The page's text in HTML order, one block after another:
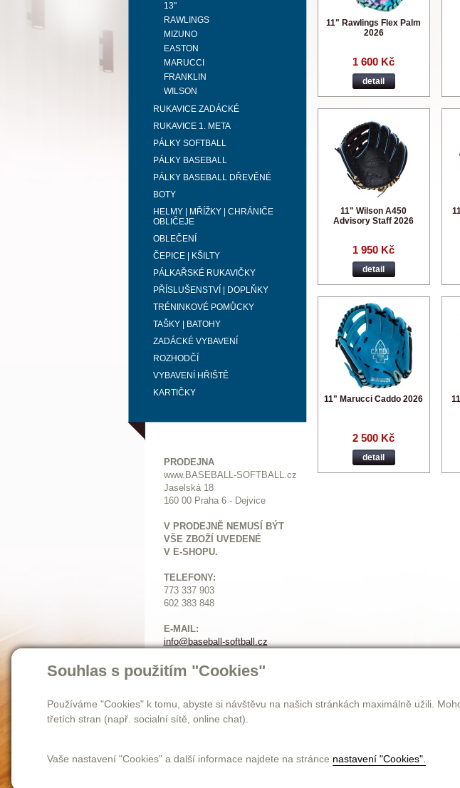
Souhlas s použitím "Cookies"
Používáme "Cookies" k tomu, abyste si návštěvu na našich stránkách maximálně užili.
třetích stran (např. socialní sítě, online chat).
Vaše nastavení "Cookies" a další informace najdete na stránce nastavení "Cookies".
13"
RAWLINGS
MIZUNO
EASTON
MARUCCI
FRANKLIN
WILSON
RUKAVICE ZADÁCKÉ
RUKAVICE 1. META
PÁLKY SOFTBALL
PÁLKY BASEBALL
PÁLKY BASEBALL DŘEVĚNÉ
BOTY
HELMY | MŘÍŽKY | CHRÁNIČE
OBLIČEJE
OBLEČENÍ
ČEPICE | KŠILTY
PÁLKAŘSKÉ RUKAVIČKY
PŘÍSLUŠENSTVÍ | DOPLŇKY
TRÉNINKOVÉ POMŮCKY
TAŠKY | BATOHY
ZADÁCKÉ VYBAVENÍ
ROZHODČÍ
VYBAVENÍ HŘIŠTĚ
KARTIČKY
PRODEJNA
www.BASEBALL-SOFTBALL.cz
Jaselská 18
160 00 Praha 6 - Dejvice
V PRODEJNĚ NEMUSÍ BÝT
VŠE ZBOŽÍ UVEDENÉ
V E-SHOPU.
TELEFONY:
773 337 903
602 383 848
E-MAIL:
info@baseball-softball.cz:
Otevírací doba:
Sobota: 9-12
11" Rawlings Flex Palm
2026
1 600 Kč
detail
11" Wilson A450
Advisory Staff 2026
1 950 Kč
detail
11" Marucci Caddo 2026
2 500 Kč
detail